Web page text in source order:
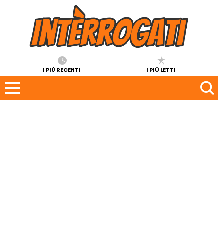
I PIÙ RECENTI I PIÙ LETTI